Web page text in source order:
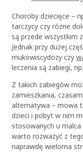
Choroby dziecięce –
tarczycy czy różne
są przede wszystkim
Jednak przy dużej
mukowiscydozy czy
leczenia są zabiegi,
Z takich zabiegów
zamieszkania,
alternatywa – mowa
dzieci i pobyt w nim
stosowanych u
warto rozważyć z
naprawdę wieloma